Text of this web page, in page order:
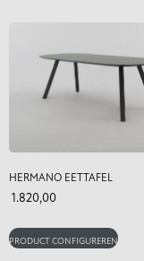
HERMANO EETTAFEL
1.820,00
PRODUCT CONFIGUREREN